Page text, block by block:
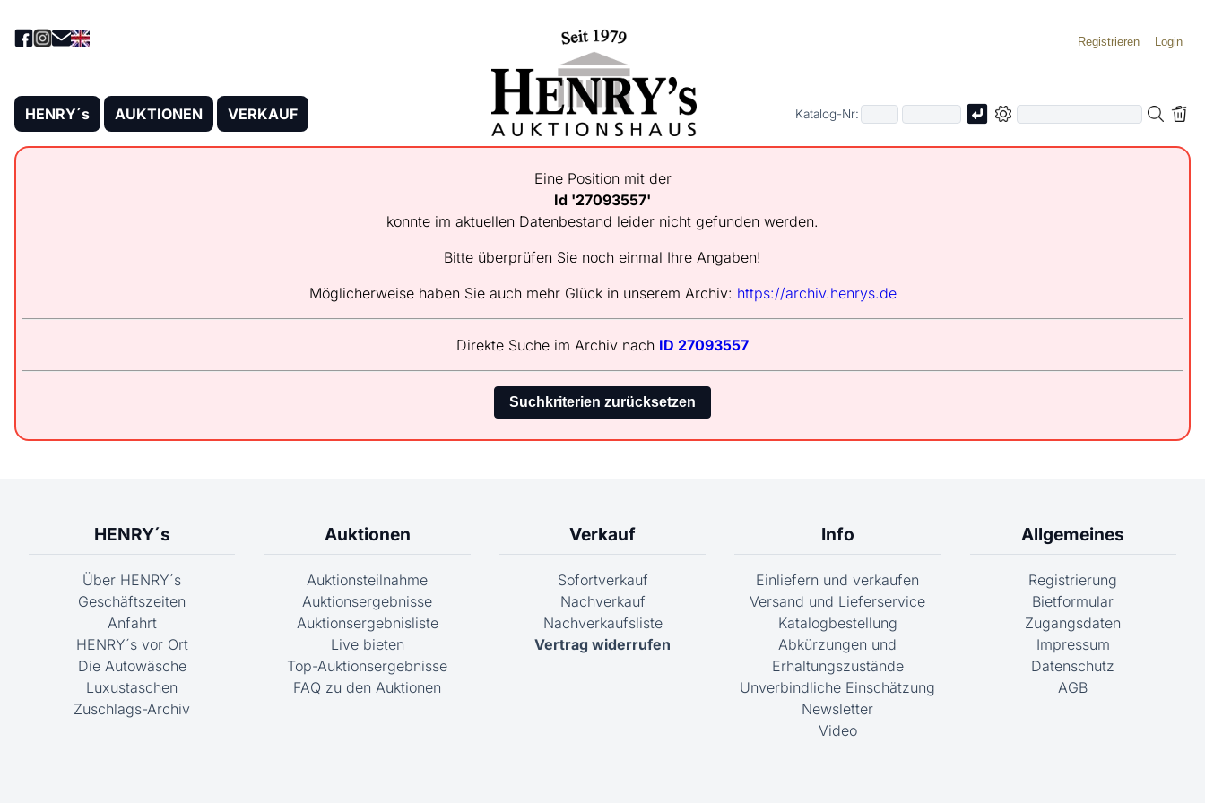
Registrieren Login
HENRY´s AUKTIONEN VERKAUF Katalog-Nr:
Eine Position mit der
Id '27093557'
konnte im aktuellen Datenbestand leider nicht gefunden werden.
Bitte überprüfen Sie noch einmal Ihre Angaben!
Möglicherweise haben Sie auch mehr Glück in unserem Archiv: https://archiv.henrys.de
Direkte Suche im Archiv nach ID 27093557
HENRY´s
Über HENRY´s
Geschäftszeiten
Anfahrt
HENRY´s vor Ort
Die Autowäsche
Luxustaschen
Zuschlags-Archiv
Auktionen
Auktionsteilnahme
Auktionsergebnisse
Auktionsergebnisliste
Live bieten
Top-Auktionsergebnisse
FAQ zu den Auktionen
Verkauf
Sofortverkauf
Nachverkauf
Nachverkaufsliste
Vertrag widerrufen
Info
Einliefern und verkaufen
Versand und Lieferservice
Katalogbestellung
Abkürzungen und
Erhaltungszustände
Unverbindliche Einschätzung
Newsletter
Video
Allgemeines
Registrierung
Bietformular
Zugangsdaten
Impressum
Datenschutz
AGB